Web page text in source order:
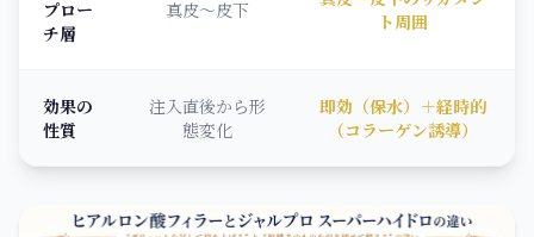
プロー
チ層
真皮〜皮下
ト周囲
効果の
性質
注入直後から形
態変化
即効（保水）＋経時的
（コラーゲン誘導）